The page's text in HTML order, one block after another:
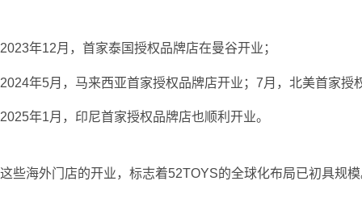
2023年12月，首家泰国授权品牌店在曼谷开业；
2024年5月，马来西亚首家授权品牌店开业；7月，北美首家
2025年1月，印尼首家授权品牌店也顺利开业。
这些海外门店的开业，标志着52TOYS的全球化布局已初具规